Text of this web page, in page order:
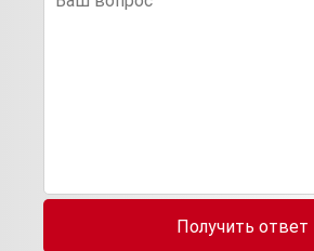
Получить ответ